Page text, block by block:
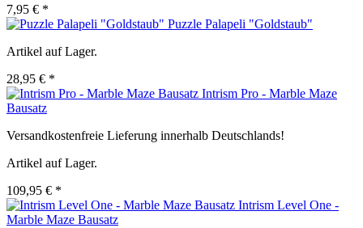
7,95 € *
Puzzle Palapeli "Goldstaub"
Artikel auf Lager.
28,95 € *
Intrism Pro - Marble Maze
Bausatz
Versandkostenfreie Lieferung innerhalb Deutschlands!
Artikel auf Lager.
109,95 € *
Intrism Level One -
Marble Maze Bausatz